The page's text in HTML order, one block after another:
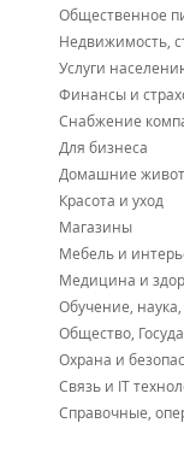
Общественное
Недвижимость,
Услуги
Финансы и
Снабжение
Для бизнеса
Домашние
Красота и уход
Магазины
Мебель и
Медицина и
Обучение,
Общество,
Охрана и
Связь и IT
Справочные,